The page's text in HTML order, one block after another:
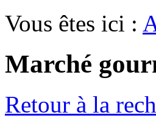
Vous êtes ici :
Marché
Retour à la